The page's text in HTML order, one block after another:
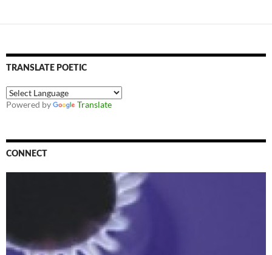
TRANSLATE POETIC
Powered by Translate
CONNECT